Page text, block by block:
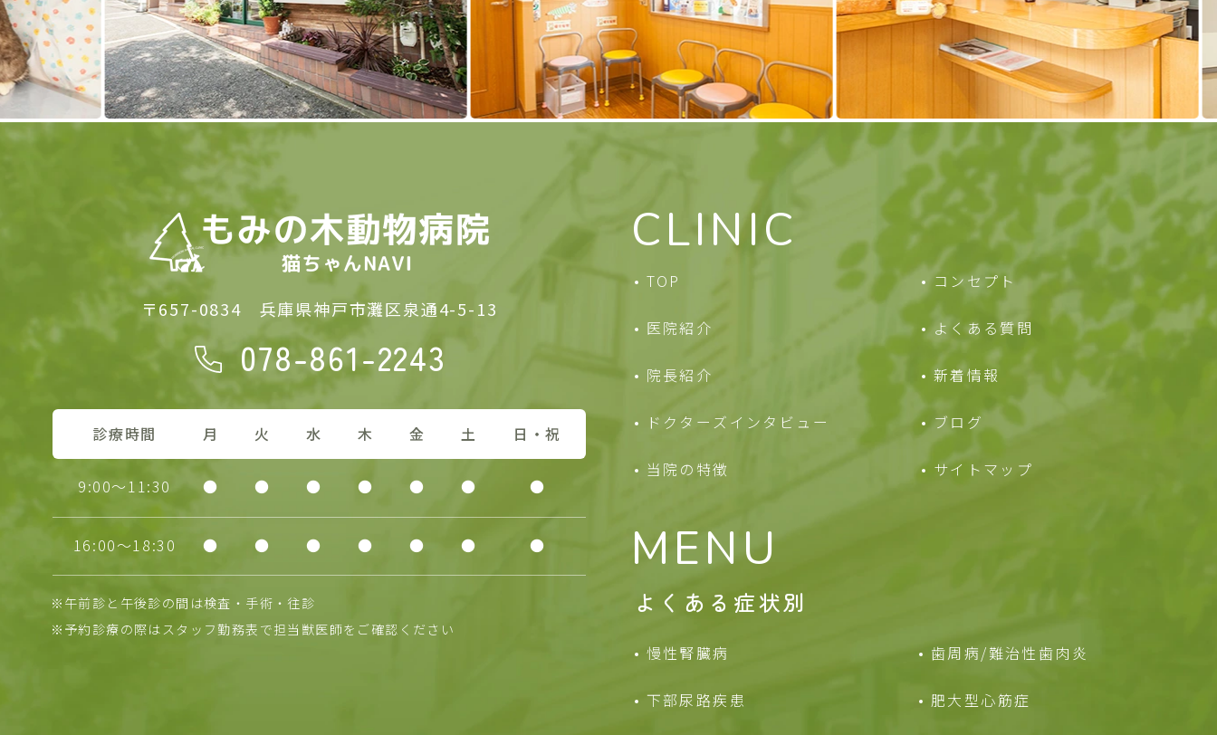
〒657-0834 兵庫県神戸市灘区泉通4-5-13
078-861-2243
診療時間 月 火 水 木 金 土 日・祝
9:00～11:30 ● ● ● ● ● ● ●
16:00～18:30 ● ● ● ● ● ● ●
※午前診と午後診の間は検査・手術・往診
※予約診療の際はスタッフ勤務表で担当獣医師をご確認ください
CLINIC
TOP
医院紹介
院長紹介
ドクターズインタビュー
当院の特徴
コンセプト
よくある質問
新着情報
ブログ
サイトマップ
MENU
よくある症状別
慢性腎臓病
下部尿路疾患
歯周病/難治性歯肉炎
肥大型心筋症